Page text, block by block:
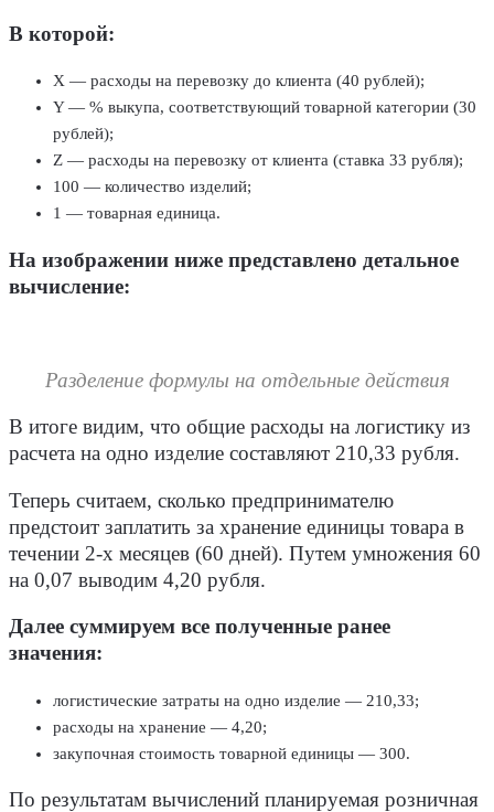
В которой:
X — расходы на перевозку до клиента (40 рублей);
Y — % выкупа, соответствующий товарной категории (30
рублей);
Z — расходы на перевозку от клиента (ставка 33 рубля);
100 — количество изделий;
1 — товарная единица.
На изображении ниже представлено детальное
вычисление:
Разделение формулы на отдельные действия
В итоге видим, что общие расходы на логистику из
расчета на одно изделие составляют 210,33 рубля.
Теперь считаем, сколько предпринимателю
предстоит заплатить за хранение единицы товара в
течении 2-х месяцев (60 дней). Путем умножения 60
на 0,07 выводим 4,20 рубля.
Далее суммируем все полученные ранее
значения:
логистические затраты на одно изделие — 210,33;
расходы на хранение — 4,20;
закупочная стоимость товарной единицы — 300.
По результатам вычислений планируемая розничная